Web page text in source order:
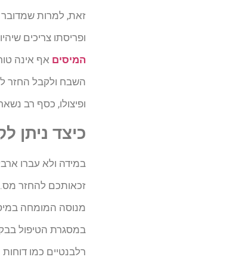
זאת, למרות
ופריסתו צריכים
המיסים אף אינה
השבח ולקבל החזר
ופיצולו, כסף רב
כיצד ניתן
במידה ולא עברו
זכאותכם להחזר מס.
מנוסה המומחה
במסגרת הטיפול
רלבנטיים כמו